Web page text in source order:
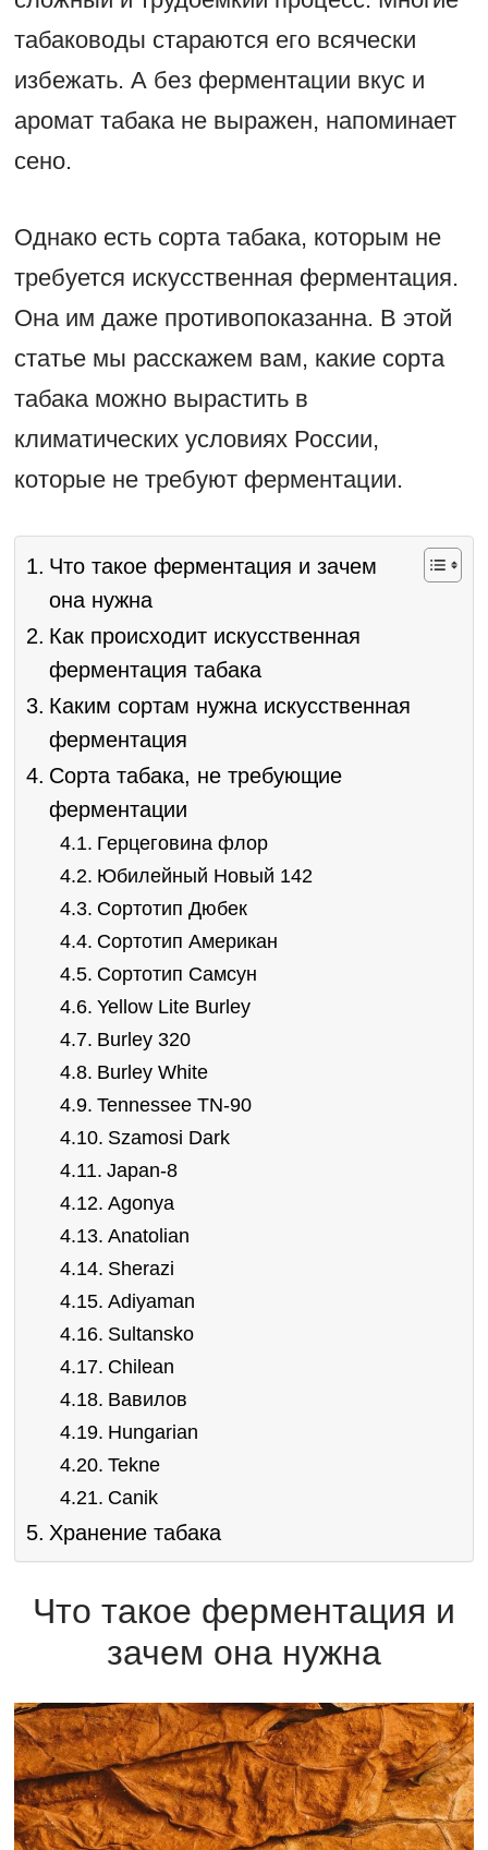
табаководы стараются его всячески
избежать. А без ферментации вкус и
аромат табака не выражен, напоминает
сено.
Однако есть сорта табака, которым не
требуется искусственная ферментация.
Она им даже противопоказанна. В этой
статье мы расскажем вам, какие сорта
табака можно вырастить в
климатических условиях России,
которые не требуют ферментации.
Что такое ферментация и зачем
она нужна
Как происходит искусственная
ферментация табака
Каким сортам нужна искусственная
ферментация
Сорта табака, не требующие
ферментации
Герцеговина флор
Юбилейный Новый 142
Сортотип Дюбек
Сортотип Американ
Сортотип Самсун
Yellow Lite Burley
Burley 320
Burley White
Tennessee TN-90
Szamosi Dark
Japan-8
Agonya
Anatolian
Sherazi
Adiyaman
Sultansko
Chilean
Вавилов
Hungarian
Tekne
Canik
Хранение табака
Что такое ферментация и
зачем она нужна